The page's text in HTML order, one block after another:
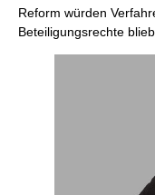
Reform würden
Beteiligungsrechte